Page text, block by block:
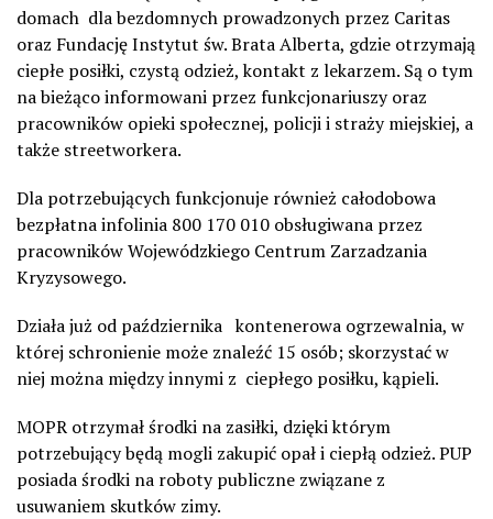
domach dla bezdomnych prowadzonych przez Caritas
oraz Fundację Instytut św. Brata Alberta, gdzie otrzymają
ciepłe posiłki, czystą odzież, kontakt z lekarzem. Są o tym
na bieżąco informowani przez funkcjonariuszy oraz
pracowników opieki społecznej, policji i straży miejskiej, a
także streetworkera.
Dla potrzebujących funkcjonuje również całodobowa
bezpłatna infolinia 800 170 010 obsługiwana przez
pracowników Wojewódzkiego Centrum Zarzadzania
Kryzysowego.
Działa już od października kontenerowa ogrzewalnia, w
której schronienie może znaleźć 15 osób; skorzystać w
niej można między innymi z ciepłego posiłku, kąpieli.
MOPR otrzymał środki na zasiłki, dzięki którym
potrzebujący będą mogli zakupić opał i ciepłą odzież. PUP
posiada środki na roboty publiczne związane z
usuwaniem skutków zimy.